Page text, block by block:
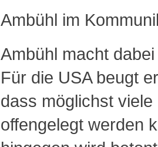
Ambühl im
Ambühl macht
Für die USA beugt
dass möglichst
offengelegt werden